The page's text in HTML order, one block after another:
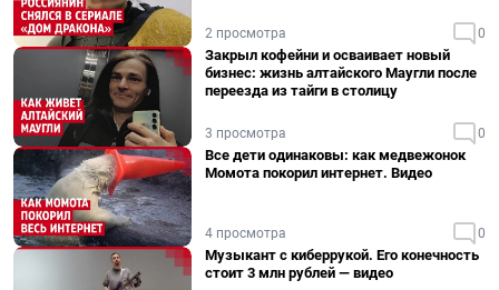
2 просмотра 0
Закрыл кофейни и осваивает новый
бизнес: жизнь алтайского Маугли после
переезда из тайги в столицу
3 просмотра 0
Все дети одинаковы: как медвежонок
Момота покорил интернет. Видео
4 просмотра 0
Музыкант с киберрукой. Его конечность
стоит 3 млн рублей — видео